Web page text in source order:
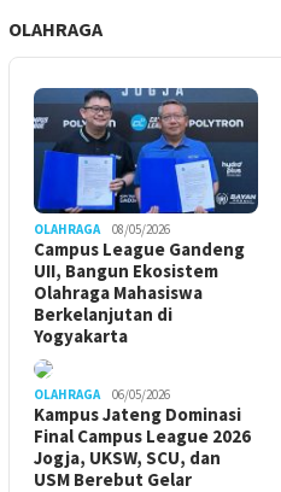
OLAHRAGA
OLAHRAGA 08/05/2026
Campus League Gandeng
UII, Bangun Ekosistem
Olahraga Mahasiswa
Berkelanjutan di
Yogyakarta
OLAHRAGA 06/05/2026
Kampus Jateng Dominasi
Final Campus League 2026
Jogja, UKSW, SCU, dan
USM Berebut Gelar